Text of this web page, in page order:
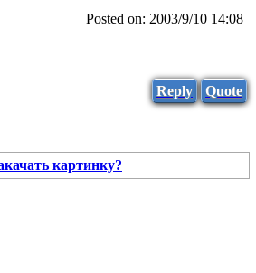
Posted on: 2003/9/10 14:08
Reply
Quote
картинку?